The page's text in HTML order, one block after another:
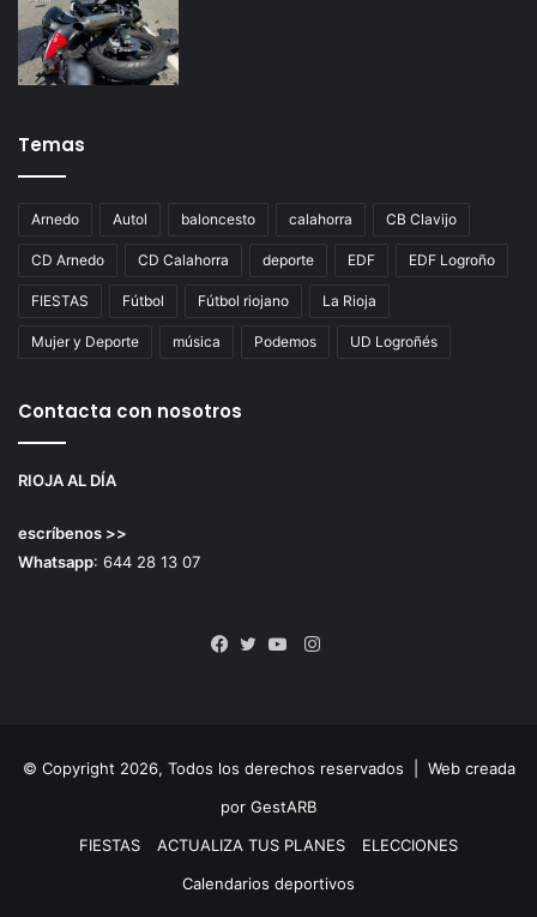
Temas
Arnedo Autol baloncesto calahorra CB Clavijo
CD Arnedo CD Calahorra deporte EDF EDF Logroño
FIESTAS Fútbol Fútbol riojano La Rioja
Mujer y Deporte música Podemos UD Logroñés
Contacta con nosotros
RIOJA AL DÍA
escríbenos >>
Whatsapp: 644 28 13 07
Instagram
© Copyright 2026, Todos los derechos reservados | Web creada
por GestARB
FIESTAS
ACTUALIZA TUS PLANES
ELECCIONES
Calendarios deportivos